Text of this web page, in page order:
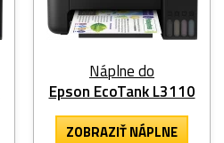
Náplne do
Epson EcoTank L3110
ZOBRAZIŤ NÁPLNE